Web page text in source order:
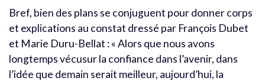
Bref, bien des plans se conjuguent pour donner corps
et explications au constat dressé par François Dubet
et Marie Duru-Bellat : « Alors que nous avons
longtemps vécusur la confiance dans l’avenir, dans
l’idée que demain serait meilleur, aujourd’hui, la